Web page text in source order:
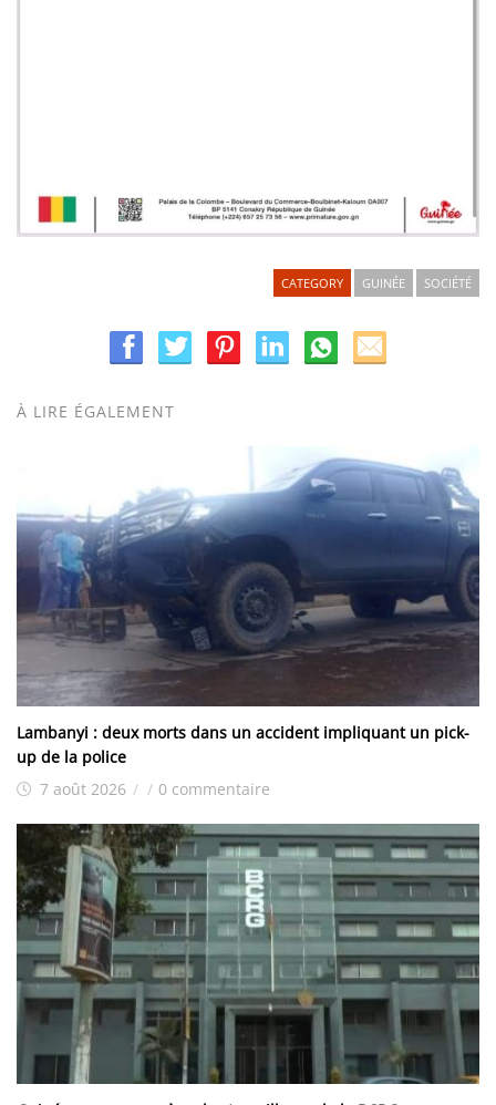
CATEGORY GUINÉE SOCIÉTÉ
À LIRE ÉGALEMENT
Lambanyi : deux morts dans un accident impliquant un pick-
up de la police
7 août 2026 / / 0 commentaire